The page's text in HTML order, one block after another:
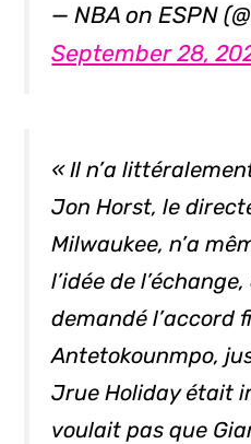
— NBA on ESPN
September 28,
« Il n’a
Jon Horst, le
Milwaukee, n’a
l’idée de
demandé l’accord
Antetokounmpo,
Jrue Holiday était
voulait pas que